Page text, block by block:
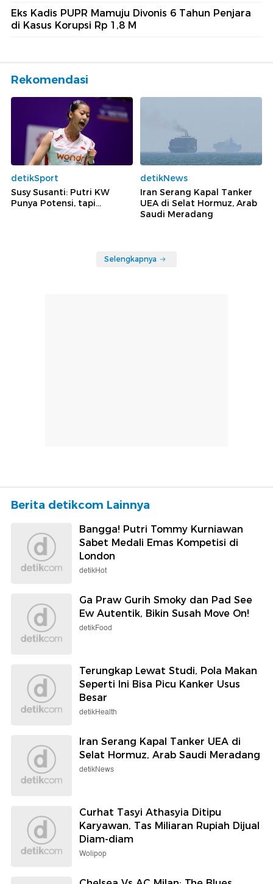
Eks Kadis PUPR Mamuju Divonis 6 Tahun Penjara
di Kasus Korupsi Rp 1,8 M
Rekomendasi
detikSport
Susy Susanti: Putri KW
Punya Potensi, tapi...
detikNews
Iran Serang Kapal Tanker
UEA di Selat Hormuz, Arab
Saudi Meradang
Selengkapnya
Berita detikcom Lainnya
Bangga! Putri Tommy Kurniawan
Sabet Medali Emas Kompetisi di
London
detikHot
Ga Praw Gurih Smoky dan Pad See
Ew Autentik, Bikin Susah Move On!
detikFood
Terungkap Lewat Studi, Pola Makan
Seperti Ini Bisa Picu Kanker Usus
Besar
detikHealth
Iran Serang Kapal Tanker UEA di
Selat Hormuz, Arab Saudi Meradang
detikNews
Curhat Tasyi Athasyia Ditipu
Karyawan, Tas Miliaran Rupiah Dijual
Diam-diam
Wolipop